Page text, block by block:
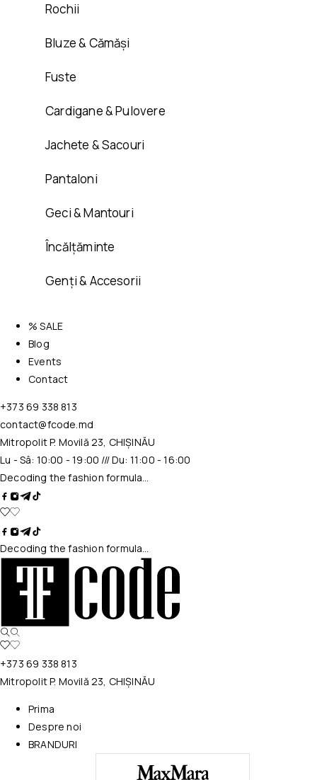
Rochii
Bluze & Cămăși
Fuste
Cardigane & Pulovere
Jachete & Sacouri
Pantaloni
Geci & Mantouri
Încălțăminte
Genți & Accesorii
% SALE
Blog
Events
Contact
+373 69 338 813
contact@fcode.md
Mitropolit P. Movilă 23, CHIȘINĂU
Lu - Sâ: 10:00 - 19:00 /// Du: 11:00 - 16:00
Decoding the fashion formula…
Decoding the fashion formula…
+373 69 338 813
Mitropolit P. Movilă 23, CHIȘINĂU
Prima
Despre noi
BRANDURI